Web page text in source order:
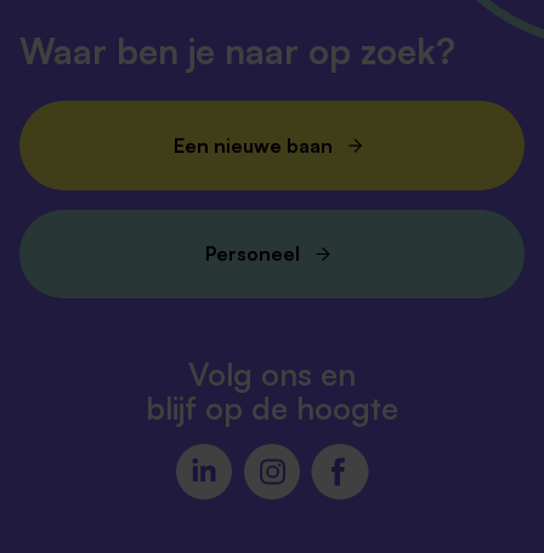
Waar ben je naar op zoek?
Een nieuwe baan
Personeel
Volg ons en
blijf op de hoogte